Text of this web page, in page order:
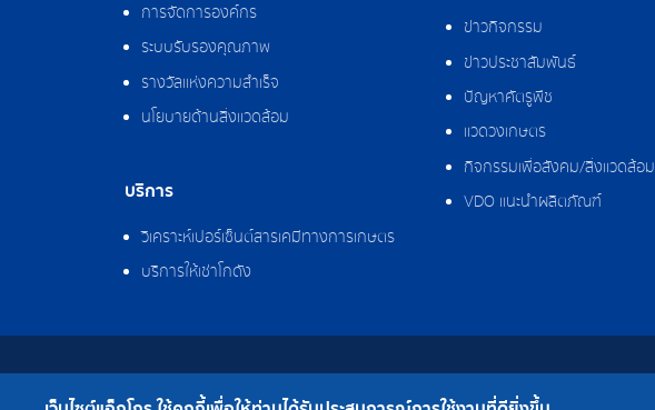
การจัดการองค์กร
ระบบรับรองคุณภาพ
รางวัลแห่งความสำเร็จ
นโยบายด้านสิ่งแวดล้อม
บริการ
วิเคราะห์เปอร์เซ็นต์สารเคมีทางการเกษตร
บริการให้เช่าโกดัง
ข่าวกิจกรรม
ข่าวประชาสัมพันธ์
ปัญหาศัตรูพืช
แวดวงเกษตร
กิจกรรมเพื่อสังคม/สิ่งแวดล้อม
VDO แนะนำผลิตภัณฑ์
สงวนลิขสิทธิ์ © 2562 บริษัท แอ็กโกร (ประเทศไทย) จำกัด